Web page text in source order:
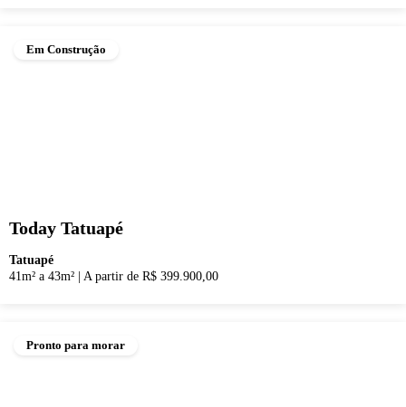
Em Construção
Today Tatuapé
Tatuapé
41m² a 43m²
A partir de R$ 399.900,00
Pronto para morar